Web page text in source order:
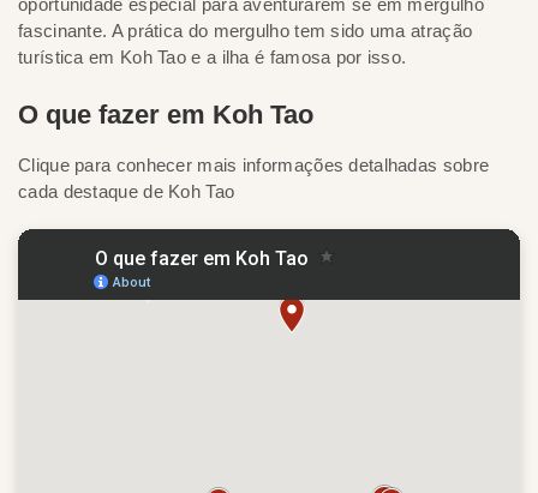
fascinante. A prática do mergulho tem sido uma atração
turística em Koh Tao e a ilha é famosa por isso.
O que fazer em Koh Tao
Clique para conhecer mais informações detalhadas sobre
cada destaque de Koh Tao